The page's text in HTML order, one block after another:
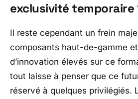
exclusivité temporaire
Il reste cependant un frein
composants haut-de-gamme
d’innovation élevés sur ce
tout laisse à penser que ce
réservé à quelques privilégiés.